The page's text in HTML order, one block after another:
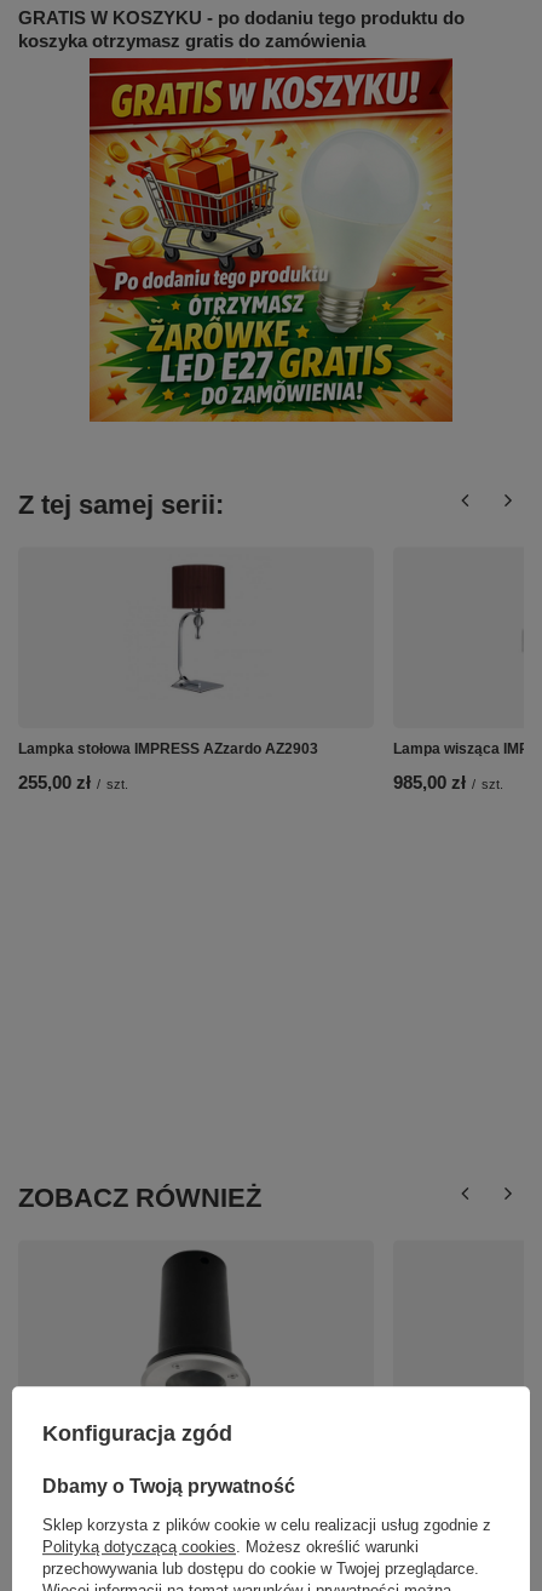
GRATIS W KOSZYKU - po dodaniu tego produktu do
koszyka otrzymasz gratis do zamówienia
Z tej samej serii:
Lampka stołowa IMPRESS AZzardo AZ2903
255,00 zł / szt.
Lampa wisząca
985,00 zł / szt.
ZOBACZ RÓWNIEŻ
Oprawa najazdowa 1xGU10 HYDE OVAL AZZARDO
109,00 zł / szt.
Konfiguracja zgód
Dbamy o Twoją prywatność
Sklep korzysta z plików cookie w celu realizacji usług zgodnie z
Polityką dotyczącą cookies . Możesz określić warunki
przechowywania lub dostępu do cookie w Twojej przeglądarce.